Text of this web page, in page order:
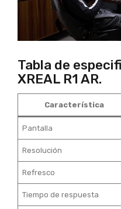
Tabla de
XREAL R1 AR.
Característica
Pantalla
Resolución
Refresco
Tiempo de respuesta